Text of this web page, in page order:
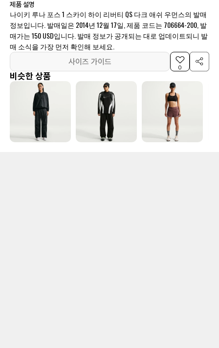
제품 설명
나이키 루나 포스 1 스카이 하이 리버티 QS 다크 애쉬 우먼스의 발매
정보입니다. 발매일은 2014년 12월 17일, 제품 코드는 706664-200, 발
매가는 150 USD입니다. 발매 정보가 공개되는 대로 업데이트되니 발
매 소식을 가장 먼저 확인해 보세요.
사이즈 가이드
0
비슷한 상품